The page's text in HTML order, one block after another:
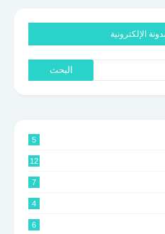
الإلكترونية
5
12
7
4
6